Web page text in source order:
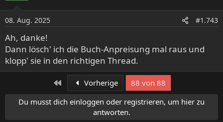
08. Aug. 2025 #1.743
Ah, danke!
Dann lösch' ich die Buch-Anpreisung mal raus und
klopp' sie in den richtigen Thread.
Erste Vorherige
88 von 88
Du musst dich einloggen oder registrieren, um hier zu
antworten.